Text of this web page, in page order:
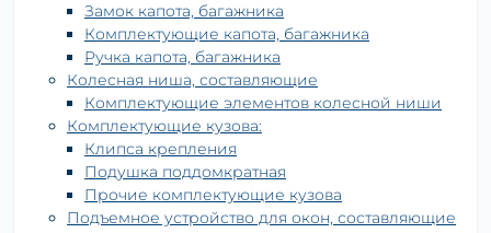
Замок капота, багажника
Комплектующие капота, багажника
Ручка капота, багажника
Колесная ниша, составляющие
Комплектующие элементов колесной ниши
Комплектующие кузова:
Клипса крепления
Подушка поддомкратная
Прочие комплектующие кузова
Подъемное устройство для окон, составляющие